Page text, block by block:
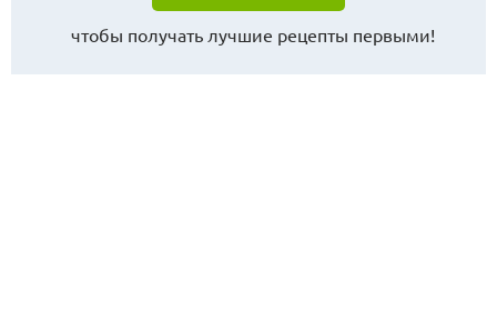
чтобы получать лучшие рецепты первыми!